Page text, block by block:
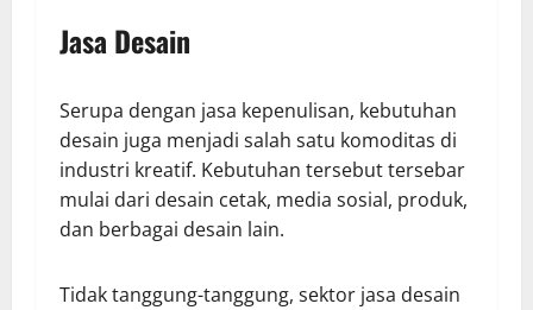
Jasa Desain
Serupa dengan jasa kepenulisan, kebutuhan
desain juga menjadi salah satu komoditas di
industri kreatif. Kebutuhan tersebut tersebar
mulai dari desain cetak, media sosial, produk,
dan berbagai desain lain.
Tidak tanggung-tanggung, sektor jasa desain